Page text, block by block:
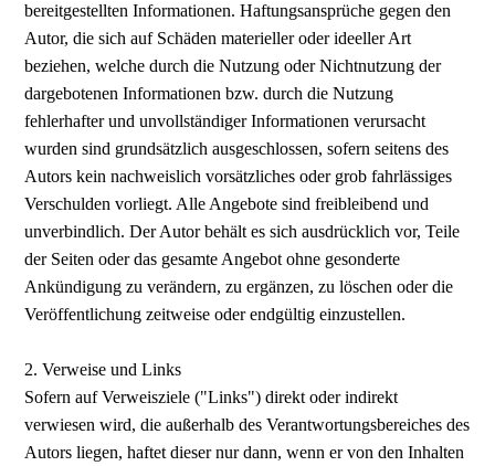
bereitgestellten Informationen. Haftungsansprüche gegen den
Autor, die sich auf Schäden materieller oder ideeller Art
beziehen, welche durch die Nutzung oder Nichtnutzung der
dargebotenen Informationen bzw. durch die Nutzung
fehlerhafter und unvollständiger Informationen verursacht
wurden sind grundsätzlich ausgeschlossen, sofern seitens des
Autors kein nachweislich vorsätzliches oder grob fahrlässiges
Verschulden vorliegt. Alle Angebote sind freibleibend und
unverbindlich. Der Autor behält es sich ausdrücklich vor, Teile
der Seiten oder das gesamte Angebot ohne gesonderte
Ankündigung zu verändern, zu ergänzen, zu löschen oder die
Veröffentlichung zeitweise oder endgültig einzustellen.
2. Verweise und Links
Sofern auf Verweisziele ("Links") direkt oder indirekt
verwiesen wird, die außerhalb des Verantwortungsbereiches des
Autors liegen, haftet dieser nur dann, wenn er von den Inhalten